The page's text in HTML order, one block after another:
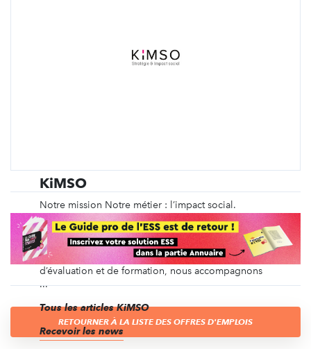
KiMSO
Notre mission Notre métier : l’impact social.
S’intéresser à son impact social, c’est se poser la
question du ‘so what ?’ : qu’est-ce que mon action
change pour ses bénéficiaires et ses autres parties
prenantes ? Via nos activités de conseil,
d’évaluation et de formation, nous accompagnons
...
Tous les articles KiMSO
Recevoir les news
RETOURNER À LA LISTE DES OFFRES D'EMPLOIS